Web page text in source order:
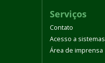
Serviços
Contato
Acesso a sistemas
Área de imprensa